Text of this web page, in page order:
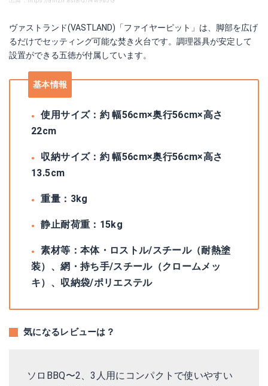
ヴァストランド(VASTLAND)「ファイヤーピット」は、脚部を広げ
るだけでセッティング可能な焚き火台です。調理器具が安定して
設置ができる五徳が付属しています。
基本情報
使用サイズ：約 幅56cm×奥行56cm×高さ
22cm
収納サイズ：約 幅56cm×奥行56cm×高さ
13.5cm
重量：3kg
静止耐荷重：15kg
素材等：本体・ロストル/スチール（耐熱塗
装）、網・持ち手/スチール（クロームメッ
キ）、収納袋/ポリエステル
気になるレビューは？
ソロBBQ〜2、3人用にコンパクトで使いやすい